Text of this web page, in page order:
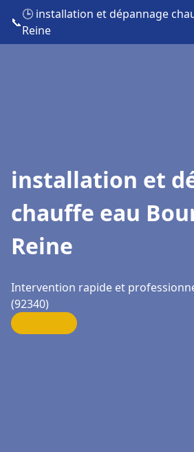
📞
🕒 installation et dépannage
Reine
installation et
chauffe eau
Reine
Intervention rapide et
(92340)